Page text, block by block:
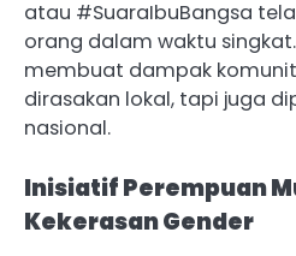
atau #SuaraIbuBangsa
orang dalam waktu
membuat dampak
dirasakan lokal, tapi juga
nasional.
Inisiatif Perempuan
Kekerasan Gender